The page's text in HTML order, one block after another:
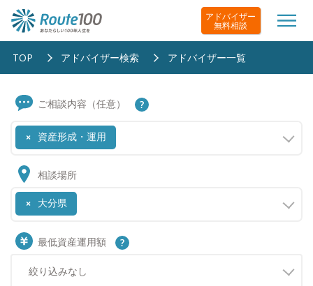
アドバイザー
無料相談
TOP アドバイザー検索 アドバイザー一覧
ご相談内容（任意）
× 資産形成・運用
相談場所
× 大分県
最低資産運用額